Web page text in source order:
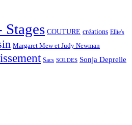
Stages COUTURE créations Ellie's
Margaret Mew et Judy Newman
Sacs SOLDES Sonja Deprelle